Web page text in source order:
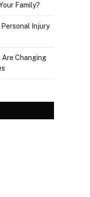
Family?
Injury
Are Changing